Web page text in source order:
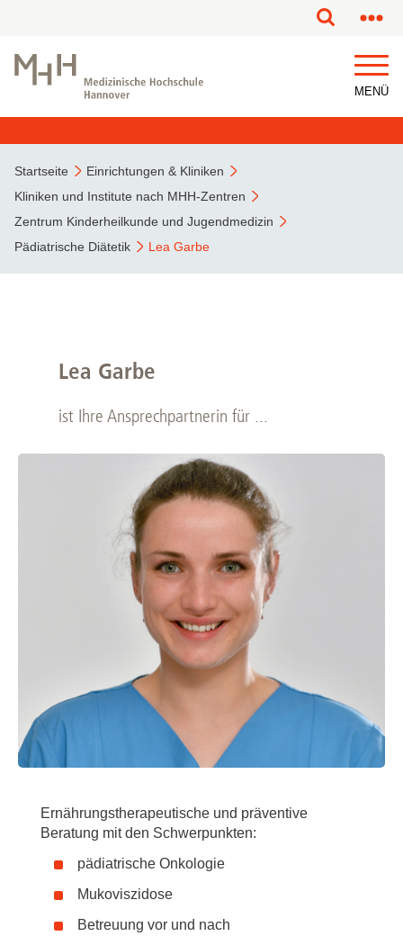
MENÜ
Startseite
Einrichtungen & Kliniken
Kliniken und Institute nach MHH-Zentren
Zentrum Kinderheilkunde und Jugendmedizin
Pädiatrische Diätetik
Lea Garbe
Lea Garbe
ist Ihre Ansprechpartnerin für ...
Ernährungstherapeutische und präventive
Beratung mit den Schwerpunkten:
pädiatrische Onkologie
Mukoviszidose
Betreuung vor und nach